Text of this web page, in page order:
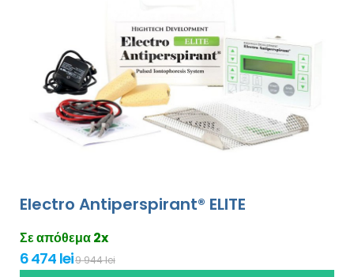
Electro Antiperspirant® ELITE
Σε απόθεμα 2x
6 474 lei9 944 lei